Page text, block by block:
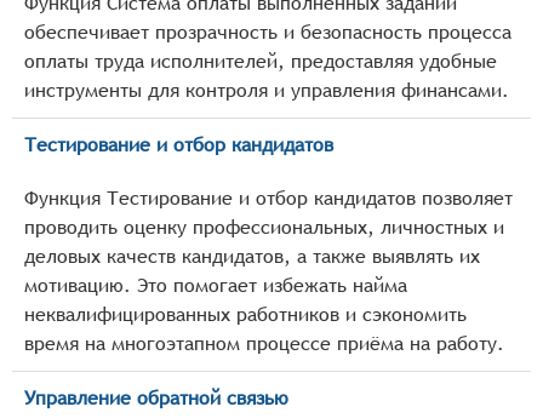
обеспечивает прозрачность и безопасность процесса
оплаты труда исполнителей, предоставляя удобные
инструменты для контроля и управления финансами.
Тестирование и отбор кандидатов
Функция Тестирование и отбор кандидатов позволяет
проводить оценку профессиональных, личностных и
деловых качеств кандидатов, а также выявлять их
мотивацию. Это помогает избежать найма
неквалифицированных работников и сэкономить
время на многоэтапном процессе приёма на работу.
Управление обратной связью